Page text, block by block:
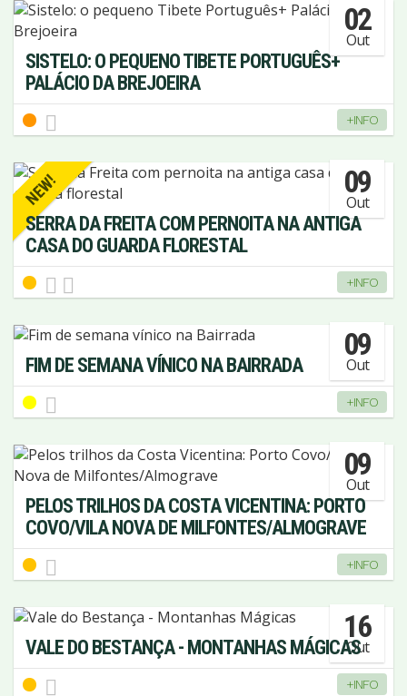
02
Out
SISTELO: O PEQUENO TIBETE PORTUGUÊS+
PALÁCIO DA BREJOEIRA
+INFO
NEW! 09
Out
SERRA DA FREITA COM PERNOITA NA ANTIGA
CASA DO GUARDA FLORESTAL
+INFO
09
Out
FIM DE SEMANA VÍNICO NA BAIRRADA
+INFO
09
Out
PELOS TRILHOS DA COSTA VICENTINA: PORTO
COVO/VILA NOVA DE MILFONTES/ALMOGRAVE
+INFO
16
Out
VALE DO BESTANÇA - MONTANHAS MÁGICAS
+INFO